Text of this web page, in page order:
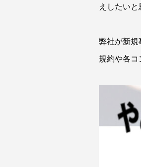
えしたいと
弊社が新規
規約や各コ